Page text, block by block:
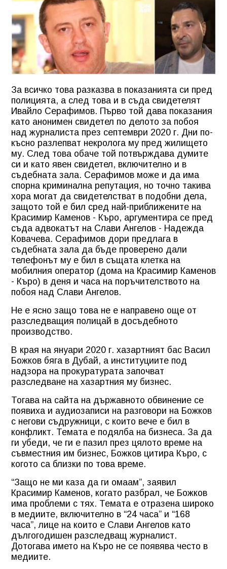
За всичко това разказва в показанията си пред
полицията, а след това и в съда свидетелят
Ивайло Серафимов. Първо той дава показания
като анонимен свидетел по делото за побоя
над журналиста през септември 2020 г. Дни по-
късно разлепват некролога му пред жилището
му. След това обаче той потвърждава думите
си и като явен свидетел, включително и в
съдебната зала. Серафимов може и да има
спорна криминална репутация, но точно такива
хора могат да свидетелстват в подобни дела,
защото той е бил сред най-приближените на
Красимир Каменов - Къро, аргументира се пред
съда адвокатът на Слави Ангелов - Надежда
Ковачева. Серафимов дори предлага в
съдебната зала да бъде проверено дали
телефонът му е бил в същата клетка на
мобилния оператор (дома на Красимир Каменов
- Къро) в деня и часа на поръчителството на
побоя над Слави Ангелов.
Не е ясно защо това не е направено още от
разследващия полицай в досъдебното
производство.
В края на януари 2020 г. хазартният бас Васил
Божков бяга в Дубай, а институциите под
надзора на прокуратурата започват
разследване на хазартния му бизнес.
Тогава на сайта на държавното обвинение се
появиха и аудиозаписи на разговори на Божков
с негови съдружници, с които вече е бил в
конфликт. Темата е подялба на бизнеса. За да
ги убеди, че ги е пазил през цялото време на
съвместния им бизнес, Божков цитира Къро, с
когото са близки по това време.
“Защо не ми каза да ги омаам”, заявил
Красимир Каменов, когато разбрал, че Божков
има проблеми с тях. Темата е отразена широко
в медиите, включително в “24 часа” и “168
часа”, лице на които е Слави Ангелов като
дългогодишен разследващ журналист.
Дотогава името на Къро не се появява често в
медиите.